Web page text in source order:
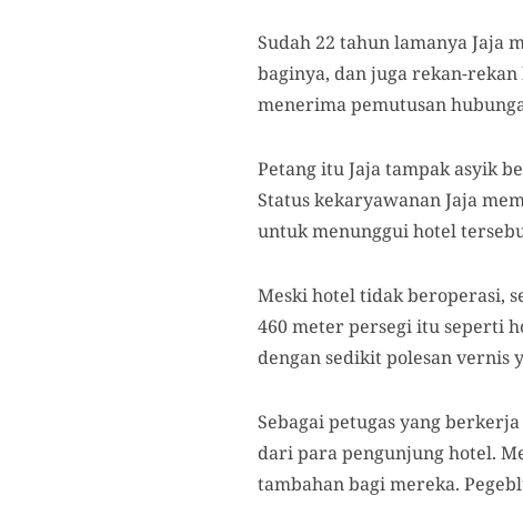
Sudah 22 tahun lamanya Jaja
baginya, dan juga rekan-
menerima pemutusan
Petang itu Jaja tampak asyik
Status kekaryawanan Jaja
untuk menunggui hotel
Meski hotel tidak beroperasi,
460 meter persegi itu seperti
dengan sedikit polesan vernis
Sebagai petugas yang
dari para pengunjung hotel.
tambahan bagi mereka.